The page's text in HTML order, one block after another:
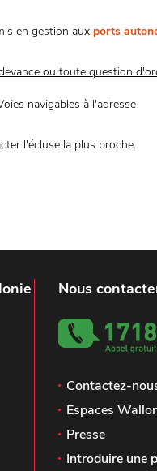
en gestion aux ports
ou toute question
navigables à l'adresse
l'écluse la plus proche.
Nous
Contactez-
Espaces
Presse
Introduire une